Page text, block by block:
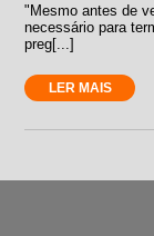
"Mesmo antes de
necessário para
preg[...]
LER MAIS